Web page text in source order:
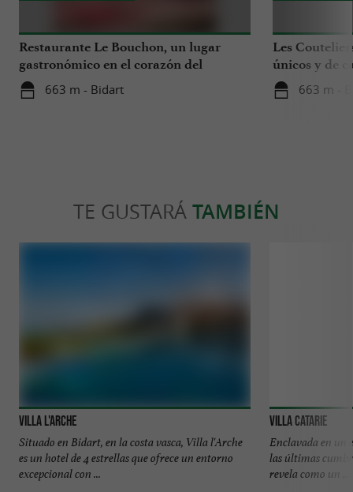
Restaurante Le Bouchon, un lugar
gastronómico en el corazón del
Camping 4* Berrua en Bidart
663 m - Bidart
Les
únicos y de
Bidart
663 m -
TE GUSTARÁ TAMBIÉN
Villa l'Arche
Situado en Bidart, en la costa vasca, Villa l'Arche
es un hotel de 4 estrellas que ofrece un entorno
excepcional con ...
Villa Catarie
Enclavada en un
las últimas
revela como un ...